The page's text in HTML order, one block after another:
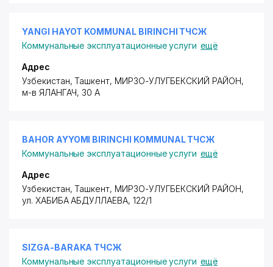
YANGI HAYOT KOMMUNAL BIRINCHI ТЧСЖ
Коммунальные эксплуатационные услуги ещё
Адрес
Узбекистан, Ташкент, МИРЗО-УЛУГБЕКСКИЙ РАЙОН,
м-в ЯЛАНГАЧ, 30 А
BAHOR AYYOMI BIRINCHI KOMMUNAL ТЧСЖ
Коммунальные эксплуатационные услуги ещё
Адрес
Узбекистан, Ташкент, МИРЗО-УЛУГБЕКСКИЙ РАЙОН,
ул. ХАБИБА АБДУЛЛАЕВА, 122/1
SIZGA-BARAKA ТЧСЖ
Коммунальные эксплуатационные услуги ещё